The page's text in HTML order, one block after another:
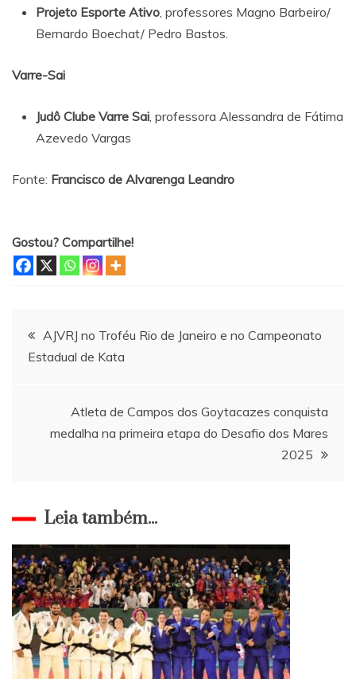
Projeto Esporte Ativo , professores Magno Barbeiro/
Bernardo Boechat/ Pedro Bastos.
Varre-Sai
Judô Clube Varre Sai , professora Alessandra de Fátima
Azevedo Vargas
Fonte: Francisco de Alvarenga Leandro
Gostou? Compartilhe!
Navegação
de
AJVRJ no Troféu Rio de Janeiro e no Campeonato
Estadual de Kata
Atleta de Campos dos Goytacazes conquista
medalha na primeira etapa do Desafio dos Mares
2025
Leia também...